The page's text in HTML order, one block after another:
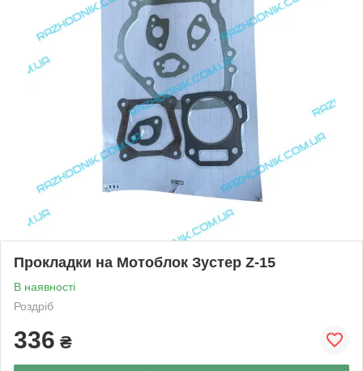
Прокладки на Мотоблок Зустер Z-15
В наявності
Роздріб
336 ₴